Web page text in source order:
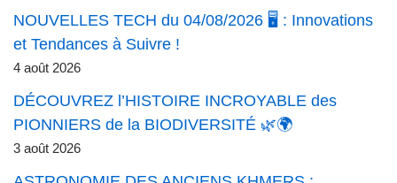
NOUVELLES TECH du 04/08/2026 🖥️ : Innovations
et Tendances à Suivre !
4 août 2026
DÉCOUVREZ l’HISTOIRE INCROYABLE des
PIONNIERS de la BIODIVERSITÉ 🌿🌍
3 août 2026